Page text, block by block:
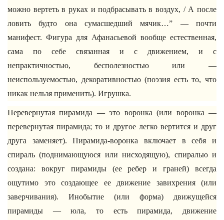
можно вертеть в руках и подбрасывать в воздух, / А после
ловить будто она сумасшедший мячик…” — почти
манифест. Фигура для Афанасьевой вообще естественная,
сама по себе связанная и с движением, и с
непрактичностью, бесполезностью или —
неиспользуемостью, декоративностью (поэзия есть то, что
никак нельзя применить). Игрушка.
Перевернутая пирамида — это воронка (или воронка —
перевернутая пирамида; то и другое легко вертится и друг
друга заменяет). Пирамида-воронка включает в себя и
спираль (поднимающуюся или нисходящую), спиралью и
создана: вокруг пирамиды (ее ребер и граней) всегда
ощутимо это создающее ее движение завихрения (или
заверчивания). Инобытие (или форма) движущейся
пирамиды — юла, то есть пирамида, движение